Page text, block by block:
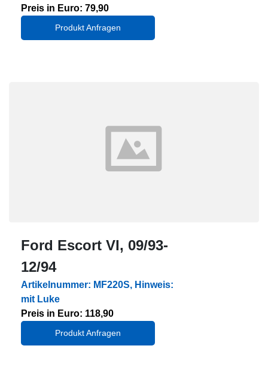
Preis in Euro: 79,90
Produkt Anfragen
Ford Escort VI, 09/93-
12/94
Artikelnummer: MF220S, Hinweis:
mit Luke
Preis in Euro: 118,90
Produkt Anfragen